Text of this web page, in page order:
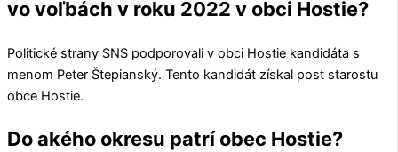
vo voľbách v roku 2022 v obci Hostie?
Politické strany SNS podporovali v obci Hostie kandidáta s
menom Peter Štepianský. Tento kandidát získal post starostu
obce Hostie.
Do akého okresu patrí obec Hostie?